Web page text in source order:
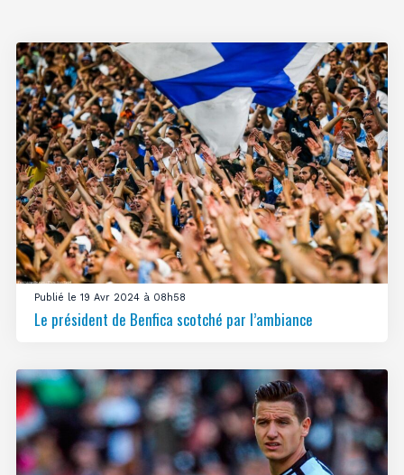
Publié le 19 Avr 2024 à 08h58
Le président de Benfica scotché par l’ambiance